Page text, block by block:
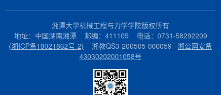
湘潭大学机械工程与力学学院版权所有
地址：中国湖南湘潭 邮编：411105 电话：0731-58292209
(湘ICP备18021862号-2) 湘教QS3-200505-000059 湘公网安备
43030202001058号